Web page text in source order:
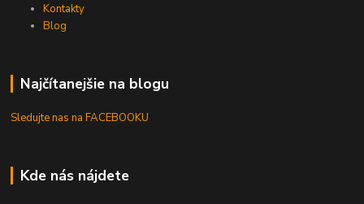
Kontakty
Blog
Najčítanejšie na blogu
Sledujte nas na FACEBOOKU
Kde nás nájdete